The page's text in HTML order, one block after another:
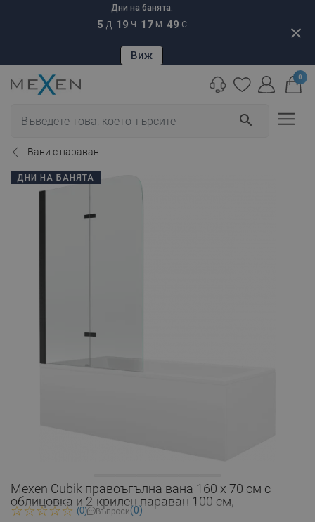
Дни на банята:
5 Д 19 Ч 17 М 48 С
Виж
close
search
0
Вани с параван
ДНИ НА БАНЯТА
Mexen Cubik правоъгълна вана 160 x 70 см с
облицовка и 2-крилен параван 100 см,
(0) Въпроси(0)